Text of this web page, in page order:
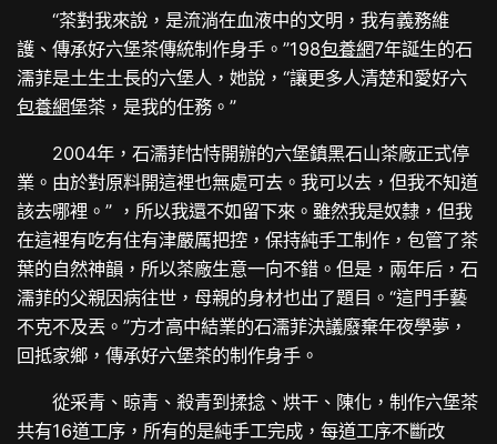
“茶對我來說，是流淌在血液中的文明，我有義務維
護、傳承好六堡茶傳統制作身手。”198包養網7年誕生的石
濡菲是土生土長的六堡人，她說，“讓更多人清楚和愛好六
包養網堡茶，是我的任務。”
2004年，石濡菲怙恃開辦的六堡鎮黑石山茶廠正式停
業。由於對原料開這裡也無處可去。我可以去，但我不知道
該去哪裡。” ，所以我還不如留下來。雖然我是奴隸，但我
在這裡有吃有住有津嚴厲把控，保持純手工制作，包管了茶
葉的自然神韻，所以茶廠生意一向不錯。但是，兩年后，石
濡菲的父親因病往世，母親的身材也出了題目。“這門手藝
不克不及丟。”方才高中結業的石濡菲決議廢棄年夜學夢，
回抵家鄉，傳承好六堡茶的制作身手。
從采青、晾青、殺青到揉捻、烘干、陳化，制作六堡茶
共有16道工序，所有的是純手工完成，每道工序不斷改